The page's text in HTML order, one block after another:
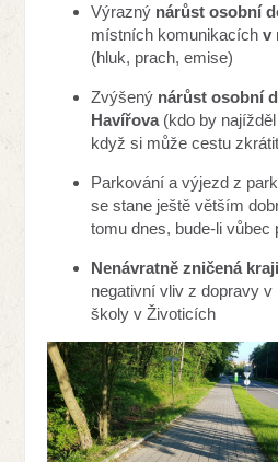
Výrazný nárůst osobní
místních komunikacíchv
(hluk, prach, emise)
Zvýšený nárůst osobní
Havířova(kdo by
když si může cestu
Parkování a výjezd z
se stane ještě větším
tomu dnes, bude-li
Nenávratně zničená
negativní vliv z dopravy
školy v Životicích